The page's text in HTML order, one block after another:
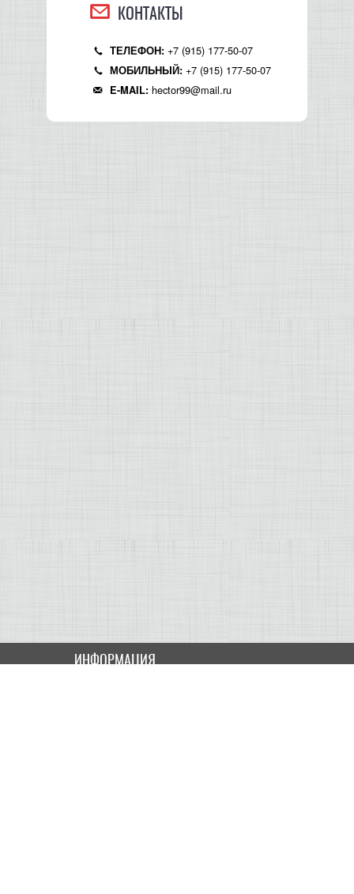
КОНТАКТЫ
ТЕЛЕФОН: +7 (915) 177-50-07
МОБИЛЬНЫЙ: +7 (915) 177-50-07
E-MAIL: hector99@mail.ru
ИНФОРМАЦИЯ